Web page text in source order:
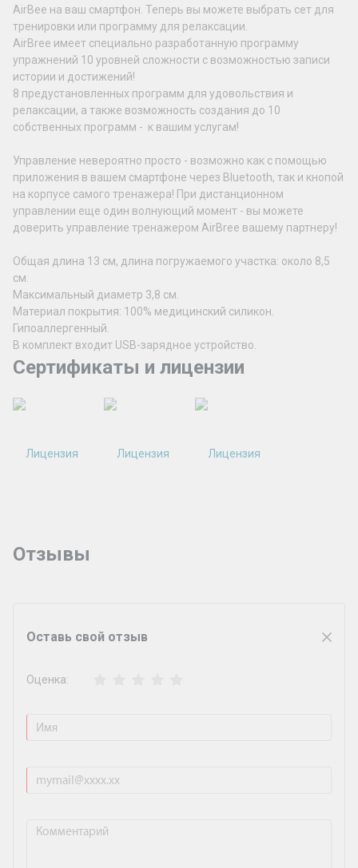
AirBee на ваш смартфон. Теперь вы можете выбрать сет для
тренировки или программу для релаксации.
AirBree имеет специально разработанную программу
упражнений 10 уровней сложности с возможностью записи
истории и достижений!
8 предустановленных программ для удовольствия и
релаксации, а также возможность создания до 10
собственных программ - к вашим услугам!
Управление невероятно просто - возможно как с помощью
приложения в вашем смартфоне через Bluetooth, так и кнопой
на корпусе самого тренажера! При дистанционном
управлении еще один волнующий момент - вы можете
доверить управление тренажером AirBree вашему партнеру!
Общая длина 13 см, длина погружаемого участка: около 8,5
см.
Максимальный диаметр 3,8 см.
Материал покрытия: 100% медицинский силикон.
Гипоаллергенный.
В комплект входит USB-зарядное устройство.
Сертификаты и лицензии
Отзывы
Оставь свой отзыв
Оценка: